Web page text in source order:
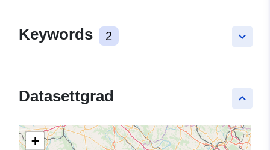
keyboard_arrow_down
Keywords 2
keyboard_arrow_up
Datasettgrad
+